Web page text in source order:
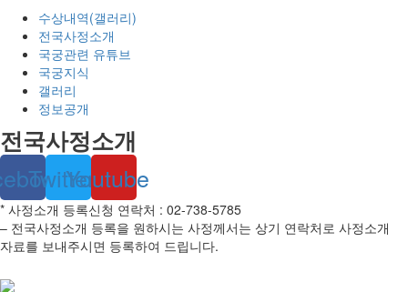
수상내역(갤러리)
전국사정소개
국궁관련 유튜브
국궁지식
갤러리
정보공개
전국사정소개
TwitterYoutube
* 사정소개 등록신청 연락처 : 02-738-5785
– 전국사정소개 등록을 원하시는 사정께서는 상기 연락처로 사정소개
자료를 보내주시면 등록하여 드립니다.